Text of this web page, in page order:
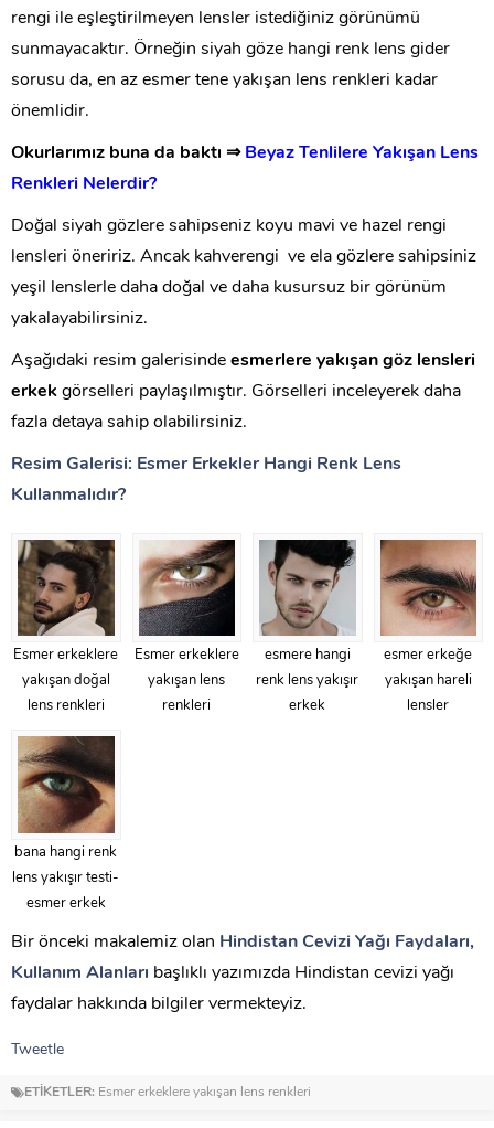
rengi ile eşleştirilmeyen lensler istediğiniz görünümü
sunmayacaktır. Örneğin siyah göze hangi renk lens gider
sorusu da, en az esmer tene yakışan lens renkleri kadar
önemlidir.
Okurlarımız buna da baktı ⇒ Beyaz Tenlilere Yakışan Lens
Renkleri Nelerdir?
Doğal siyah gözlere sahipseniz koyu mavi ve hazel rengi
lensleri öneririz. Ancak kahverengi ve ela gözlere sahipsiniz
yeşil lenslerle daha doğal ve daha kusursuz bir görünüm
yakalayabilirsiniz.
Aşağıdaki resim galerisinde esmerlere yakışan göz lensleri
erkek görselleri paylaşılmıştır. Görselleri inceleyerek daha
fazla detaya sahip olabilirsiniz.
Resim Galerisi: Esmer Erkekler Hangi Renk Lens
Kullanmalıdır?
Esmer erkeklere
yakışan doğal
lens renkleri
Esmer erkeklere
yakışan lens
renkleri
esmere hangi
renk lens yakışır
erkek
esmer erkeğe
yakışan hareli
lensler
bana hangi renk
lens yakışır testi-
esmer erkek
Bir önceki makalemiz olan Hindistan Cevizi Yağı Faydaları,
Kullanım Alanları başlıklı yazımızda Hindistan cevizi yağı
faydalar hakkında bilgiler vermekteyiz.
Tweetle
ETİKETLER: Esmer erkeklere yakışan lens renkleri